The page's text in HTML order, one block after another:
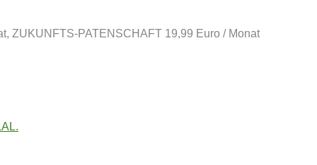
ZUKUNFTS-PATENSCHAFT 19,99 Euro / Monat